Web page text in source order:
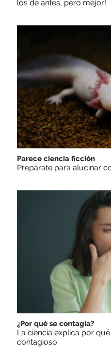
los de antes, pero mejor!
Parece ciencia ficción
Prepárate para alucinar
¿Por qué se contagia?
La ciencia explica por
contagioso